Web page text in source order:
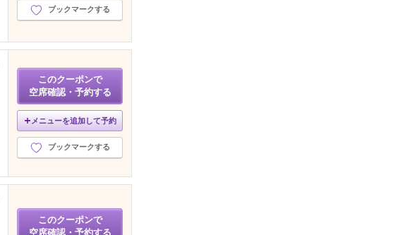
ブックマークする
このクーポンで
空席確認・予約する
メニューを追加して予約
ブックマークする
このクーポンで
空席確認・予約する